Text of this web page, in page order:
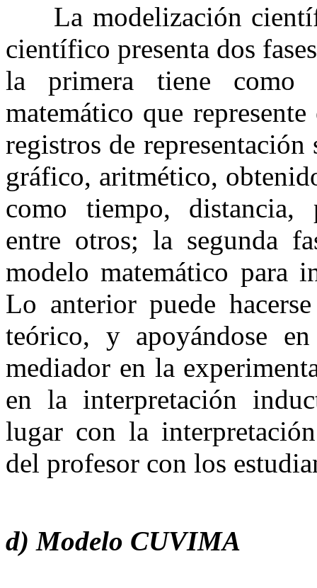
La modelización
científico presenta dos
la primera tiene
matemático que
registros de
gráfico, aritmético,
como tiempo, distancia,
entre otros; la segunda
modelo matemático para
Lo anterior puede
teórico, y apoyándose
mediador en la
en la interpretación
lugar con la
del profesor con los
d) Modelo CUVIMA